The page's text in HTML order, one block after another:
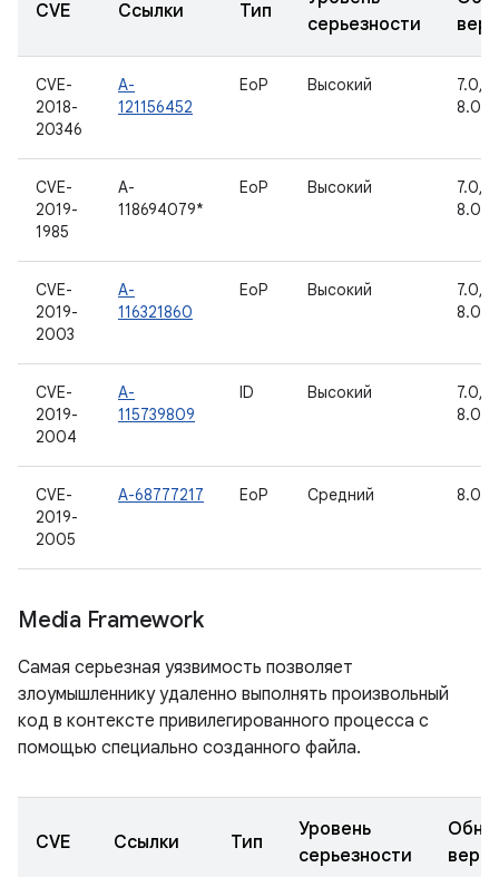
CVE Ссылки Тип
серьезности
CVE-
2018-
20346
A-
121156452
EoP Высокий
7.0,
8.0,
CVE-
2019-
1985
A-
118694079*
EoP Высокий
7.0,
8.0
CVE-
2019-
2003
A-
116321860
EoP Высокий
7.0,
8.0,
CVE-
2019-
2004
A-
115739809
ID Высокий
7.0,
8.0,
CVE-
2019-
2005
A-68777217 EoP Средний 8.0,
Media Framework
Самая серьезная уязвимость позволяет
злоумышленнику удаленно выполнять произвольный
код в контексте привилегированного процесса с
помощью специально созданного файла.
CVE Ссылки Тип
Уровень
серьезности